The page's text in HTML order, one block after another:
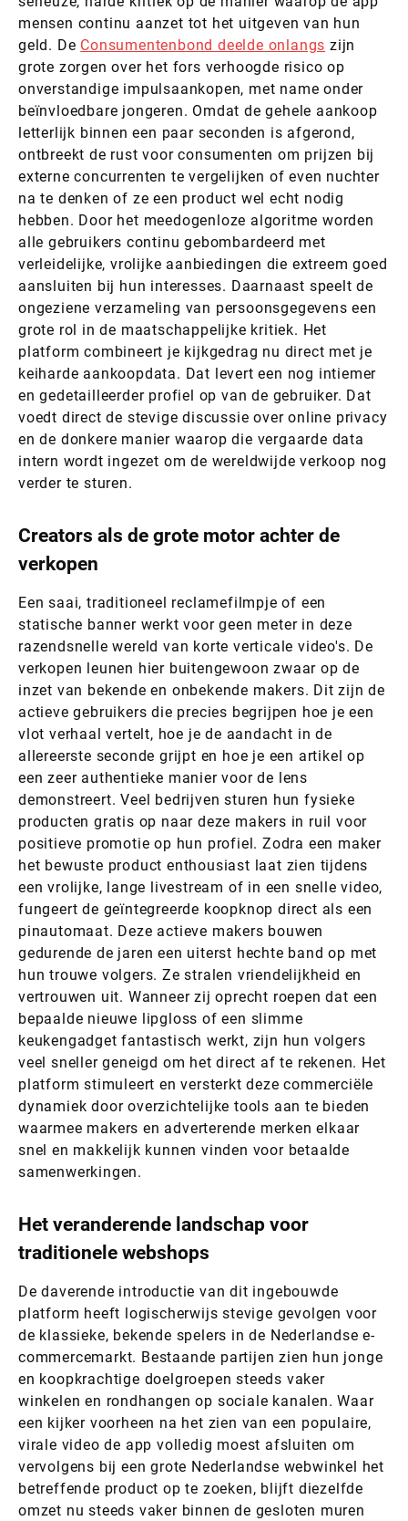
mensen continu aanzet tot het uitgeven van hun
geld. De Consumentenbond deelde onlangs zijn
grote zorgen over het fors verhoogde risico op
onverstandige impulsaankopen, met name onder
beïnvloedbare jongeren. Omdat de gehele aankoop
letterlijk binnen een paar seconden is afgerond,
ontbreekt de rust voor consumenten om prijzen bij
externe concurrenten te vergelijken of even nuchter
na te denken of ze een product wel echt nodig
hebben. Door het meedogenloze algoritme worden
alle gebruikers continu gebombardeerd met
verleidelijke, vrolijke aanbiedingen die extreem goed
aansluiten bij hun interesses. Daarnaast speelt de
ongeziene verzameling van persoonsgegevens een
grote rol in de maatschappelijke kritiek. Het
platform combineert je kijkgedrag nu direct met je
keiharde aankoopdata. Dat levert een nog intiemer
en gedetailleerder profiel op van de gebruiker. Dat
voedt direct de stevige discussie over online privacy
en de donkere manier waarop die vergaarde data
intern wordt ingezet om de wereldwijde verkoop nog
verder te sturen.
Creators als de grote motor achter de
verkopen
Een saai, traditioneel reclamefilmpje of een
statische banner werkt voor geen meter in deze
razendsnelle wereld van korte verticale video's. De
verkopen leunen hier buitengewoon zwaar op de
inzet van bekende en onbekende makers. Dit zijn de
actieve gebruikers die precies begrijpen hoe je een
vlot verhaal vertelt, hoe je de aandacht in de
allereerste seconde grijpt en hoe je een artikel op
een zeer authentieke manier voor de lens
demonstreert. Veel bedrijven sturen hun fysieke
producten gratis op naar deze makers in ruil voor
positieve promotie op hun profiel. Zodra een maker
het bewuste product enthousiast laat zien tijdens
een vrolijke, lange livestream of in een snelle video,
fungeert de geïntegreerde koopknop direct als een
pinautomaat. Deze actieve makers bouwen
gedurende de jaren een uiterst hechte band op met
hun trouwe volgers. Ze stralen vriendelijkheid en
vertrouwen uit. Wanneer zij oprecht roepen dat een
bepaalde nieuwe lipgloss of een slimme
keukengadget fantastisch werkt, zijn hun volgers
veel sneller geneigd om het direct af te rekenen. Het
platform stimuleert en versterkt deze commerciële
dynamiek door overzichtelijke tools aan te bieden
waarmee makers en adverterende merken elkaar
snel en makkelijk kunnen vinden voor betaalde
samenwerkingen.
Het veranderende landschap voor
traditionele webshops
De daverende introductie van dit ingebouwde
platform heeft logischerwijs stevige gevolgen voor
de klassieke, bekende spelers in de Nederlandse e-
commercemarkt. Bestaande partijen zien hun jonge
en koopkrachtige doelgroepen steeds vaker
winkelen en rondhangen op sociale kanalen. Waar
een kijker voorheen na het zien van een populaire,
virale video de app volledig moest afsluiten om
vervolgens bij een grote Nederlandse webwinkel het
betreffende product op te zoeken, blijft diezelfde
omzet nu steeds vaker binnen de gesloten muren